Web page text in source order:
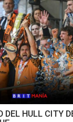
DEL HULL CITY